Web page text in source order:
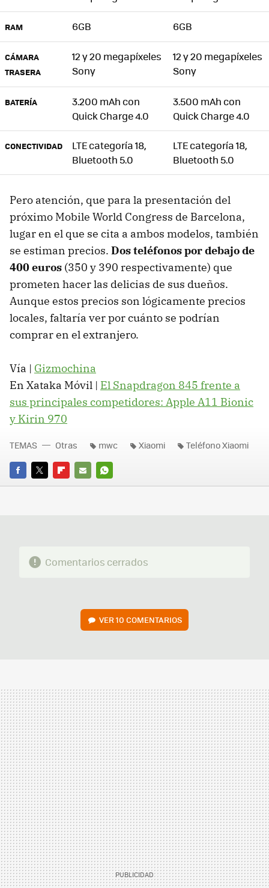
RAM 6GB 6GB
CÁMARA
TRASERA
12 y 20 megapíxeles
Sony
12 y 20 megapíxeles
Sony
BATERÍA
3.200 mAh con
Quick Charge 4.0
3.500 mAh con
Quick Charge 4.0
CONECTIVIDAD
LTE categoría 18,
Bluetooth 5.0
LTE categoría 18,
Bluetooth 5.0
Pero atención, que para la presentación del
próximo Mobile World Congress de Barcelona,
lugar en el que se cita a ambos modelos, también
se estiman precios. Dos teléfonos por debajo de
400 euros (350 y 390 respectivamente) que
prometen hacer las delicias de sus dueños.
Aunque estos precios son lógicamente precios
locales, faltaría ver por cuánto se podrían
comprar en el extranjero.
Vía | Gizmochina
En Xataka Móvil | El Snapdragon 845 frente a
sus principales competidores: Apple A11 Bionic
y Kirin 970
FACEBOOK
TWITTERFLIPBOARD
E-
WHATSAPP
TEMAS Otras mwc Xiaomi Teléfono Xiaomi
Comentarios cerrados
VER10 COMENTARIOS